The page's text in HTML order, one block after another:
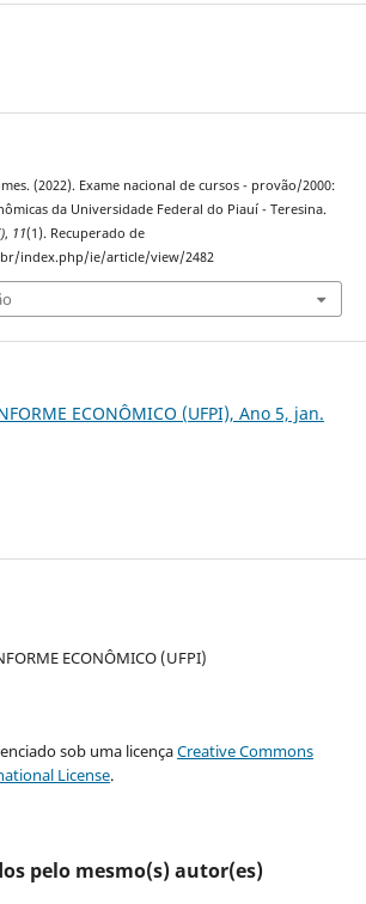
(2022). Exame nacional de cursos - provão/2000:
da Universidade Federal do Piauí - Teresina.
, 11(1). Recuperado de
index.php/ie/article/view/2482
ECONÔMICO (UFPI), Ano 5, jan.
ECONÔMICO (UFPI)
sob uma licençaCreative Commons
License.
pelo mesmo(s) autor(es)